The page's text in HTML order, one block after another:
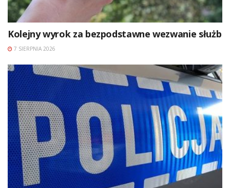
Kolejny wyrok za bezpodstawne wezwanie służb
7 SIERPNIA 2026